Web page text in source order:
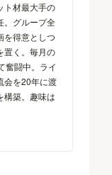
ト材最大手の
。グループ全
を得意としつ
置く。毎月の
奮闘中。ライ
会を20年に渡
構築。趣味は